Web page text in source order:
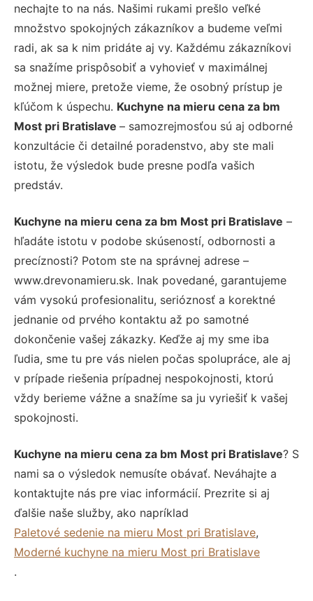
nechajte to na nás. Našimi rukami prešlo veľké
množstvo spokojných zákazníkov a budeme veľmi
radi, ak sa k nim pridáte aj vy. Každému zákazníkovi
sa snažíme prispôsobiť a vyhovieť v maximálnej
možnej miere, pretože vieme, že osobný prístup je
kľúčom k úspechu. Kuchyne na mieru cena za bm
Most pri Bratislave – samozrejmosťou sú aj odborné
konzultácie či detailné poradenstvo, aby ste mali
istotu, že výsledok bude presne podľa vašich
predstáv.
Kuchyne na mieru cena za bm Most pri Bratislave –
hľadáte istotu v podobe skúseností, odbornosti a
precíznosti? Potom ste na správnej adrese –
www.drevonamieru.sk. Inak povedané, garantujeme
vám vysokú profesionalitu, serióznosť a korektné
jednanie od prvého kontaktu až po samotné
dokončenie vašej zákazky. Keďže aj my sme iba
ľudia, sme tu pre vás nielen počas spolupráce, ale aj
v prípade riešenia prípadnej nespokojnosti, ktorú
vždy berieme vážne a snažíme sa ju vyriešiť k vašej
spokojnosti.
Kuchyne na mieru cena za bm Most pri Bratislave? S
nami sa o výsledok nemusíte obávať. Neváhajte a
kontaktujte nás pre viac informácií. Prezrite si aj
ďalšie naše služby, ako napríklad
Paletové sedenie na mieru Most pri Bratislave,
Moderné kuchyne na mieru Most pri Bratislave
.